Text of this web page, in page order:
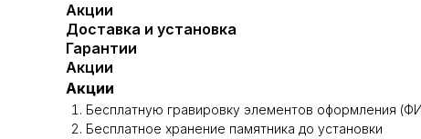
Акции
Доставка и установка
Гарантии
Акции
Акции
Бесплатную гравировку элементов оформления
Бесплатное хранение памятника до установки